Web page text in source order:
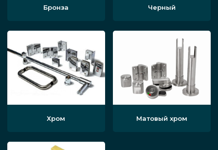
Бронза Черный
Хром Матовый хром